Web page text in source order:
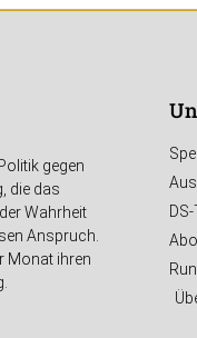
gegen
die das
Wahrheit
Anspruch.
Monat ihren